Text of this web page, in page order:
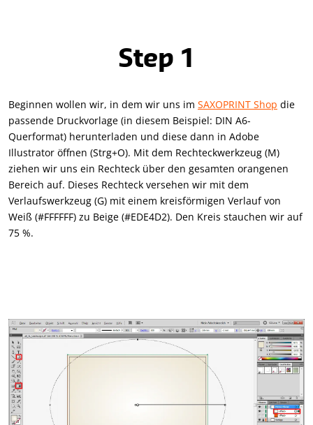
Step 1
Beginnen wollen wir, in dem wir uns im SAXOPRINT Shop die
passende Druckvorlage (in diesem Beispiel: DIN A6-
Querformat) herunterladen und diese dann in Adobe
Illustrator öffnen (Strg+O). Mit dem Rechteckwerkzeug (M)
ziehen wir uns ein Rechteck über den gesamten orangenen
Bereich auf. Dieses Rechteck versehen wir mit dem
Verlaufswerkzeug (G) mit einem kreisförmigen Verlauf von
Weiß (#FFFFFF) zu Beige (#EDE4D2). Den Kreis stauchen wir auf
75 %.